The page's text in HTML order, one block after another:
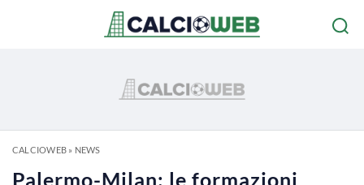
CALCIOWEB» NEWS
Palermo-Milan: le formazioni